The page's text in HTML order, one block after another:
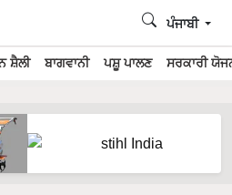
ਸ਼ੈਲੀ ਬਾਗਵਾਨੀ ਪਸ਼ੂ ਪਾਲਣ ਸਰਕਾਰੀ
ਪੰਜਾਬੀ